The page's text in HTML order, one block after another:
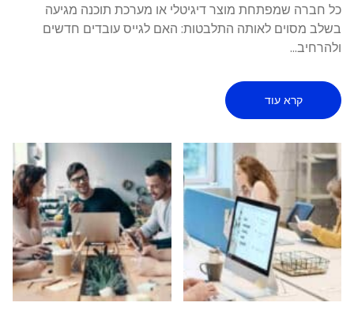
כל חברה שמפתחת מוצר דיגיטלי או מערכת תוכנה מגיעה
בשלב מסוים לאותה התלבטות: האם לגייס עובדים חדשים
ולהרחיב...
קרא עוד
article: הרחבת צוות או גיוס עובדים – מה נכון יותר לפרויקט שלכם?